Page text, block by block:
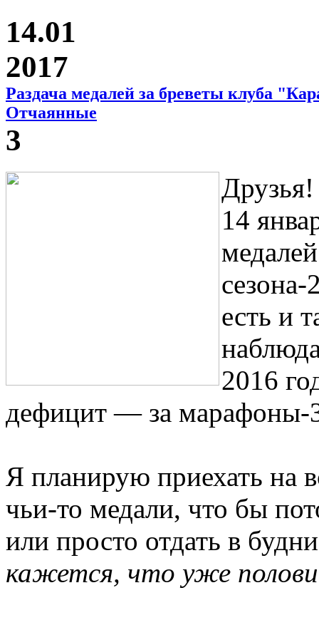
14.01
2017
Раздача медалей за бреветы клуба
Отчаянные
3
Друзья!
14
есть и
2016
дефицит — за марафоны-
Я планирую приехать на
чьи-то медали, что бы
или просто отдать в
кажется, что уже